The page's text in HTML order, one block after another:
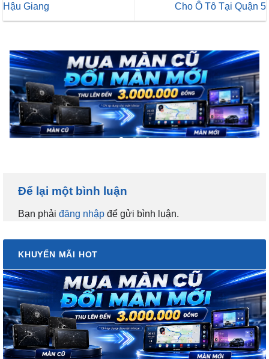
Hậu Giang
Cho Ô Tô Tại Quận 5
Để lại một bình luận
Bạn phải đăng nhập để gửi bình luận.
KHUYẾN MÃI HOT